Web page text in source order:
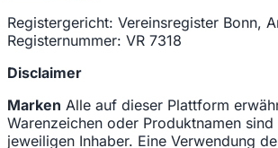
Registergericht: Vereinsregister Bonn,
Registernummer: VR 7318
Disclaimer
Marken Alle auf dieser Plattform
Warenzeichen oder Produktnamen
jeweiligen Inhaber. Eine Verwendung